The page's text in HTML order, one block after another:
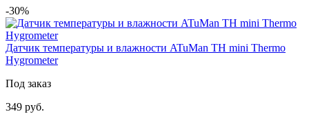
-30%
Датчик температуры и влажности ATuMan TH mini Thermo
Hygrometer
Под заказ
349 руб.